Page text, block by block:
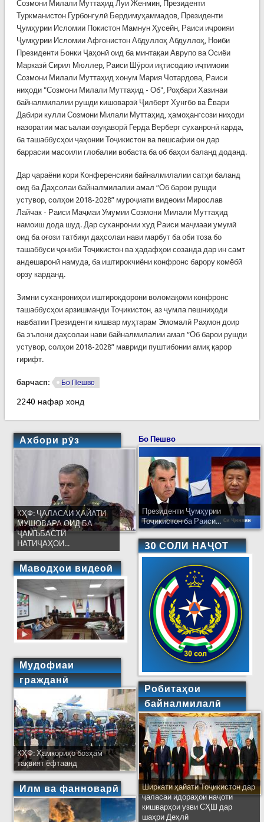
Созмони Милали Муттаҳид Луи Женмин, Президенти
Туркманистон Гурбонгулӣ Бердимуҳаммадов, Президенти
Ҷумҳурии Исломии Покистон Мамнун Ҳусейн, Раиси иҷроияи
Ҷумҳурии Исломии Афғонистон Абдуллоҳ Абдуллоҳ, Ноиби
Президенти Бонки Ҷаҳонӣ оид ба минтақаи Аврупо ва Осиёи
Марказӣ Сирил Мюллер, Раиси Шӯрои иқтисодию иҷтимоии
Созмони Милали Муттаҳид хонум Мария Чотардова, Раиси
ниҳоди "Созмони Милали Муттаҳид - Об", Роҳбари Хазинаи
байналмилалии рушди кишоварзӣ Ҷилберт Хунгбо ва Ёвари
Дабири кулли Созмони Милали Муттаҳид, ҳамоҳангсози ниҳоди
назоратии масъалаи озуқаворӣ Герда Верберг суханронӣ карда,
ба ташаббусҳои ҷаҳонии Тоҷикистон ва пешсафии он дар
баррасии масоили глобалии вобаста ба об баҳои баланд доданд.
Дар ҷараёни кори Конференсияи байналмилалии сатҳи баланд
оид ба Даҳсолаи байналмилалии амал “Об барои рушди
устувор, солҳои 2018-2028” муроҷиати видеоии Мирослав
Лайчак - Раиси Маҷмаи Умумии Созмони Милали Муттаҳид
намоиш дода шуд. Дар суханронии худ Раиси маҷмааи умумӣ
оид ба оғози татбиқи даҳсолаи нави марбут ба оби тоза бо
ташаббуси ҷониби Тоҷикистон ва ҳадафҳои созанда дар ин самт
андешаронӣ намуда, ба иштирокчиёни конфронс барору комёбӣ
орзу карданд.
Зимни суханрониҳои иштирокдорони воломақоми конфронс
ташаббусҳои арзишманди Тоҷикистон, аз ҷумла пешниҳоди
навбатии Президенти кишвар муҳтарам Эмомалӣ Раҳмон доир
ба эълони даҳсолаи нави байналмилалии амал “Об барои рушди
устувор, солҳои 2018-2028” мавриди пуштибонии амиқ қарор
гирифт.
барчасп: Бо Пешво
2240 нафар хонд
Ахбори рӯз
КҲФ: ҶАЛАСАИ ҲАЙАТИ
МУШОВАРА ОИД БА
ҶАМЪБАСТИ
НАТИҶАҲОИ...
Маводҳои видеоӣ
Мудофиаи
гражданӣ
КҲФ: Ҳамкориҳо бозҳам
тақвият ёфтаанд
Илм ва фанноварӣ
Бо Пешво
Президенти Ҷумҳурии
Тоҷикистон ба Раиси...
30 СОЛИ НАҶОТ
Робитаҳои
байналмилалӣ
Ширкати ҳайати Тоҷикистон дар
ҷаласаи идораҳои наҷоти
кишварҳои узви СҲШ дар
шаҳри Деҳлӣ